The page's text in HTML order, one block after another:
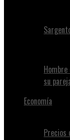
su
Economía
Precios